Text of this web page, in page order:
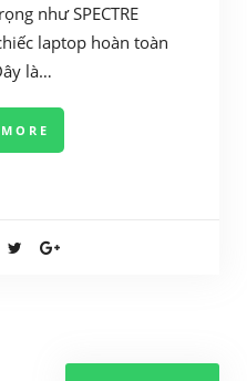
như SPECTRE
laptop hoàn toàn
là…